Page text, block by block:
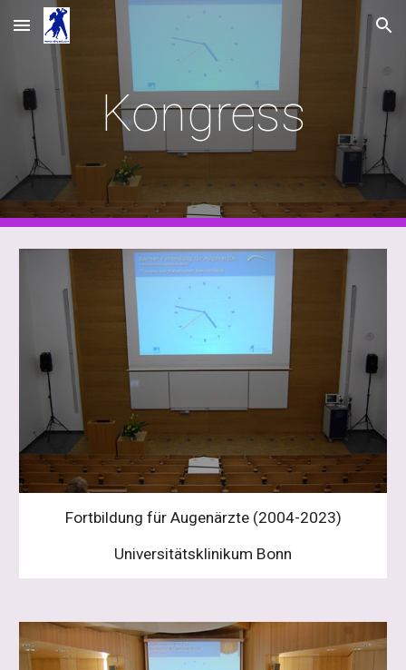
Skip to main content Skip to navigation
Kongress
Fortbildung für Augenärzte (2004-2023)
Universitätsklinikum Bonn